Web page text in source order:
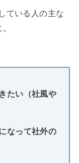
ている人の主な
たい（社風や
なって社外の